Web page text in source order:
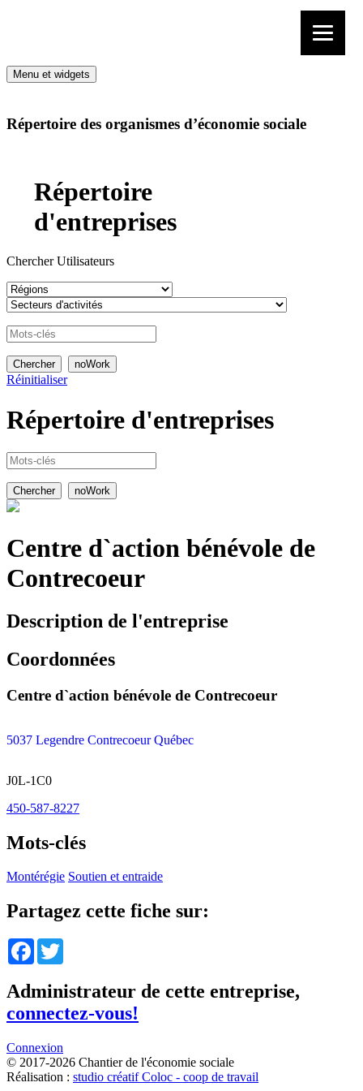
Menu et widgets
Répertoire des organismes d’économie sociale
Répertoire
d'entreprises
Chercher Utilisateurs
Réinitialiser
Répertoire d'entreprises
Centre d`action bénévole de
Contrecoeur
Description de l'entreprise
Coordonnées
Centre d`action bénévole de Contrecoeur
5037 Legendre Contrecoeur Québec
J0L-1C0
450-587-8227
Mots-clés
Montérégie Soutien et entraide
Partagez cette fiche sur:
Facebook
Administrateur de cette entreprise,
connectez-vous!
Connexion
© 2017-2026 Chantier de l'économie sociale
Réalisation : studio créatif Coloc - coop de travail